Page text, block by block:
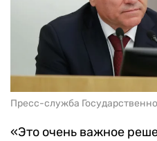
Пресс-служба
«Это очень важное